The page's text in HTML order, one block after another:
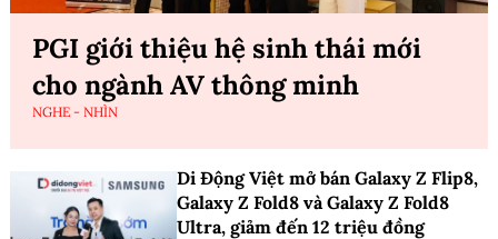
PGI giới thiệu hệ sinh thái mới
cho ngành AV thông minh
NGHE - NHÌN
Di Động Việt mở bán Galaxy Z Flip8,
Galaxy Z Fold8 và Galaxy Z Fold8
Ultra, giảm đến 12 triệu đồng